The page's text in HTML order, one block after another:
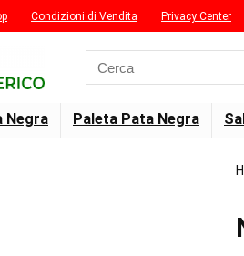
Condizioni di Vendita Privacy Center
for:
Negra Paleta Pata Negra